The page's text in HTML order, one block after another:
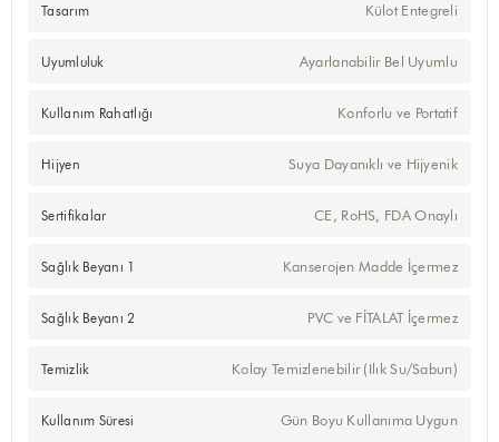
Tasarım Külot Entegreli
Uyumluluk Ayarlanabilir Bel Uyumlu
Kullanım Rahatlığı Konforlu ve Portatif
Hijyen Suya Dayanıklı ve Hijyenik
Sertifikalar CE, RoHS, FDA Onaylı
Sağlık Beyanı 1 Kanserojen Madde İçermez
Sağlık Beyanı 2 PVC ve FİTALAT İçermez
Temizlik Kolay Temizlenebilir (Ilık Su/Sabun)
Kullanım Süresi Gün Boyu Kullanıma Uygun